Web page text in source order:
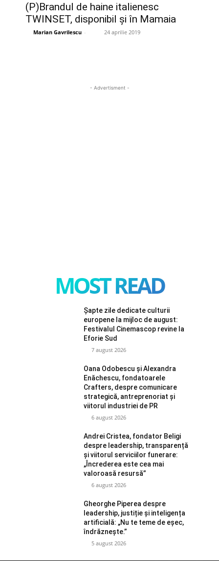
(P)Brandul de haine italienesc
TWINSET, disponibil și în Mamaia
Marian Gavrilescu - 24 aprilie 2019
- Advertisment -
MOST READ
Șapte zile dedicate culturii
europene la mijloc de august:
Festivalul Cinemascop revine la
Eforie Sud
7 august 2026
Oana Odobescu și Alexandra
Enăchescu, fondatoarele
Crafters, despre comunicare
strategică, antreprenoriat și
viitorul industriei de PR
6 august 2026
Andrei Cristea, fondator Beligi
despre leadership, transparență
și viitorul serviciilor funerare:
„Încrederea este cea mai
valoroasă resursă”
6 august 2026
Gheorghe Piperea despre
leadership, justiție și inteligența
artificială: „Nu te teme de eșec,
îndrăznește.”
5 august 2026